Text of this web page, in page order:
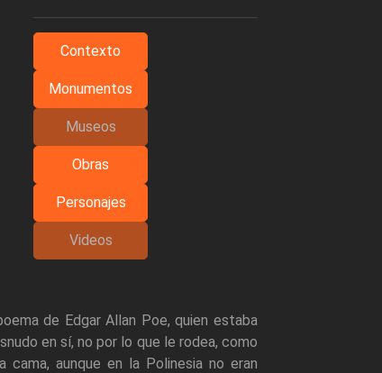
Contexto
Monumentos
Museos
Obras
Personajes
Videos
de Edgar Allan Poe, quien estaba
en sí, no por lo que le rodea, como
aunque en la Polinesia no eran